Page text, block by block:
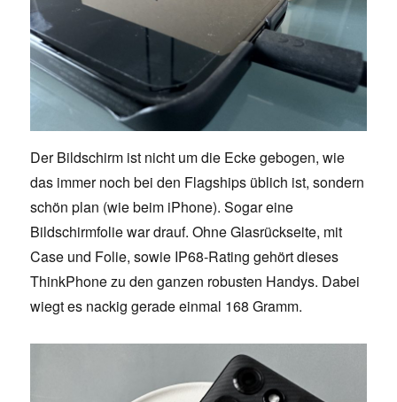
Der Bildschirm ist nicht um die Ecke gebogen, wie
das immer noch bei den Flagships üblich ist, sondern
schön plan (wie beim iPhone). Sogar eine
Bildschirmfolie war drauf. Ohne Glasrückseite, mit
Case und Folie, sowie IP68-Rating gehört dieses
ThinkPhone zu den ganzen robusten Handys. Dabei
wiegt es nackig gerade einmal 168 Gramm.